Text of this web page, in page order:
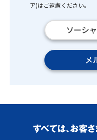
ア)はご遠慮ください。
ソーシ
メ